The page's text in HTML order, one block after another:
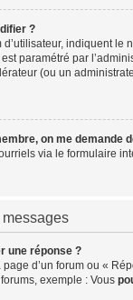
?
indiquent
paramétré par
(ou un
on me demande
via le formulaire
une réponse ?
d’un forum ou «
exemple : Vous